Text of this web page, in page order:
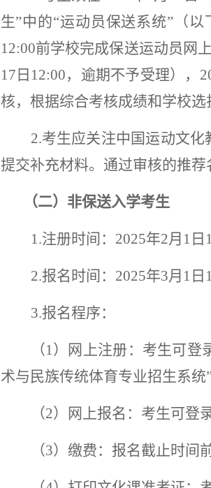
生”中的“运动员保送系统”（
12:00前学校完成保送运动员网
17 日 12:00，逾期不予受理），
核，根据综合考核成绩和学校
2.考生应关注中国运动文化
提交补充材料。通过审核的推
（二）非保送入学考生
1.注册时间：2025年2月1日
2.报名时间：2025年3月1日
3.报名程序：
（1）网上注册：考生可登
术与民族传统体育专业招生系
（2）网上报名：考生可登
（3）缴费：报名截止时间